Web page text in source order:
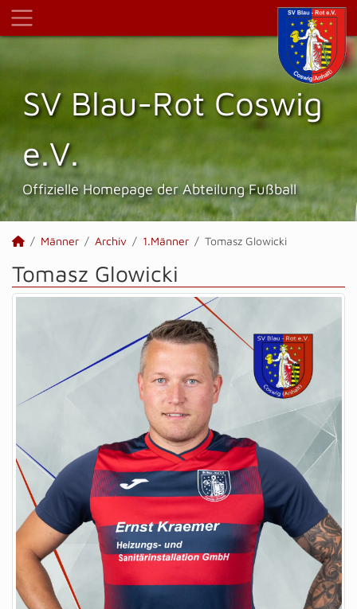
SV Blau-Rot Coswig
e.V.
Offizielle Homepage der Abteilung Fußball
Männer Archiv 1.Männer Tomasz Glowicki
Tomasz Glowicki